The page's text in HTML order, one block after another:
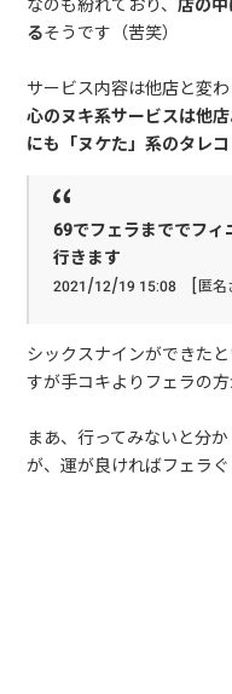
るそうです（苦笑）
サービス内容は他店と変
心のヌキ系サービスは他
にも「ヌケた」系のタレ
69でフェラまででフ
行きます
2021/12/19 15:08 [匿名
シックスナインができた
すが手コキよりフェラの方
まあ、行ってみないと分
が、運が良ければフェラ